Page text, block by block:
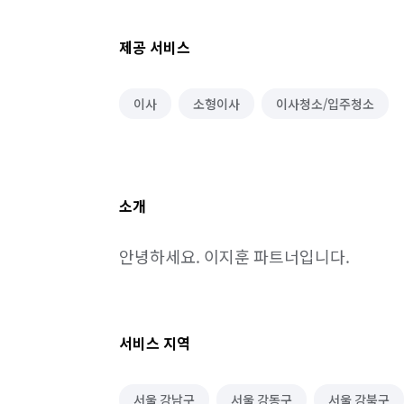
제공 서비스
이사 소형이사 이사청소/입주청소
소개
안녕하세요. 이지훈 파트너입니다.
서비스 지역
서울 강남구 서울 강동구 서울 강북구